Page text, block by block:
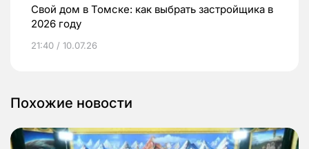
Свой дом в Томске: как выбрать застройщика в
2026 году
21:40 / 10.07.26
Похожие новости